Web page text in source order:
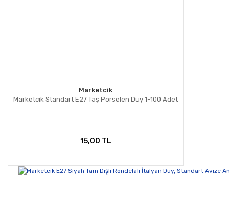
Marketcik
Marketcik Standart E27 Taş Porselen Duy 1-100 Adet
15,00 TL